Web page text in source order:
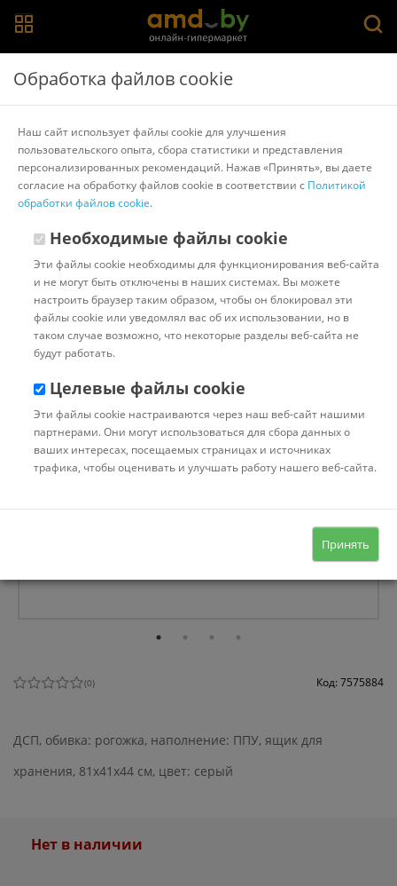
Главная > Каталог товаров
Банкетки, тумбы и полки для
обуви > Сонум
Банкетка Сонум 81-41 (багама льняной)
Другие товары Сонум
(0) Код: 7575884
ДСП, обивка: рогожка, наполнение: ППУ, ящик для
хранения, 81x41x44 см, цвет: серый
Нет в наличии
Обработка файлов cookie
Наш сайт использует файлы cookie для улучшения
пользовательского опыта, сбора статистики и представления
персонализированных рекомендаций. Нажав «Принять», вы даете
согласие на обработку файлов cookie в соответствии с Политикой
обработки файлов cookie.
Необходимые файлы cookie
Эти файлы cookie необходимы для функционирования веб-сайта
и не могут быть отключены в наших системах. Вы можете
настроить браузер таким образом, чтобы он блокировал эти
файлы cookie или уведомлял вас об их использовании, но в
таком случае возможно, что некоторые разделы веб-сайта не
будут работать.
Целевые файлы cookie
Эти файлы cookie настраиваются через наш веб-сайт нашими
партнерами. Они могут использоваться для сбора данных о
ваших интересах, посещаемых страницах и источниках
трафика, чтобы оценивать и улучшать работу нашего веб-сайта.
Принять